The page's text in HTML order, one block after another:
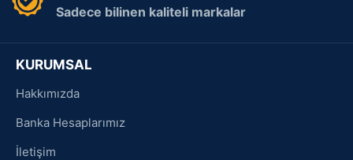
Sadece bilinen kaliteli markalar
KURUMSAL
Hakkımızda
Banka Hesaplarımız
İletişim